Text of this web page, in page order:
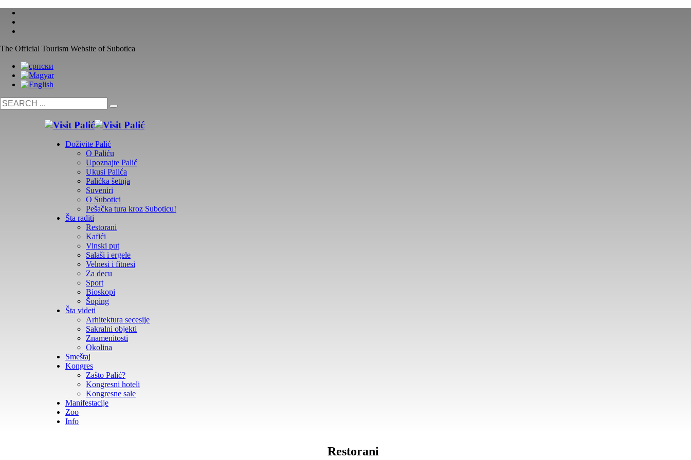
The Official Tourism Website of Subotica
Doživite Palić
O Paliću
Upoznajte Palić
Ukusi Palića
Palićka šetnja
Suveniri
O Subotici
Pešačka tura kroz Suboticu!
Šta raditi
Restorani
Kafići
Vinski put
Salaši i ergele
Velnesi i fitnesi
Za decu
Sport
Bioskopi
Šoping
Šta videti
Arhitektura secesije
Sakralni objekti
Znamenitosti
Okolina
Smeštaj
Kongres
Zašto Palić?
Kongresni hoteli
Kongresne sale
Manifestacije
Zoo
Info
Restorani